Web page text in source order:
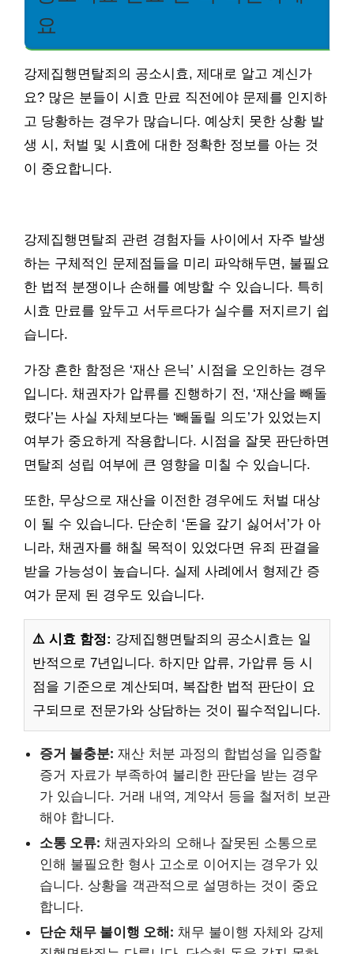
요
강제집행면탈죄의 공소시효, 제대로 알고 계신가
요? 많은 분들이 시효 만료 직전에야 문제를 인지하
고 당황하는 경우가 많습니다. 예상치 못한 상황 발
생 시, 처벌 및 시효에 대한 정확한 정보를 아는 것
이 중요합니다.
강제집행면탈죄 관련 경험자들 사이에서 자주 발생
하는 구체적인 문제점들을 미리 파악해두면, 불필요
한 법적 분쟁이나 손해를 예방할 수 있습니다. 특히
시효 만료를 앞두고 서두르다가 실수를 저지르기 쉽
습니다.
가장 흔한 함정은 ‘재산 은닉’ 시점을 오인하는 경우
입니다. 채권자가 압류를 진행하기 전, ‘재산을 빼돌
렸다’는 사실 자체보다는 ‘빼돌릴 의도’가 있었는지
여부가 중요하게 작용합니다. 시점을 잘못 판단하면
면탈죄 성립 여부에 큰 영향을 미칠 수 있습니다.
또한, 무상으로 재산을 이전한 경우에도 처벌 대상
이 될 수 있습니다. 단순히 ‘돈을 갚기 싫어서’가 아
니라, 채권자를 해칠 목적이 있었다면 유죄 판결을
받을 가능성이 높습니다. 실제 사례에서 형제간 증
여가 문제 된 경우도 있습니다.
⚠️ 시효 함정: 강제집행면탈죄의 공소시효는 일
반적으로 7년입니다. 하지만 압류, 가압류 등 시
점을 기준으로 계산되며, 복잡한 법적 판단이 요
구되므로 전문가와 상담하는 것이 필수적입니다.
증거 불충분: 재산 처분 과정의 합법성을 입증할
증거 자료가 부족하여 불리한 판단을 받는 경우
가 있습니다. 거래 내역, 계약서 등을 철저히 보관
해야 합니다.
소통 오류: 채권자와의 오해나 잘못된 소통으로
인해 불필요한 형사 고소로 이어지는 경우가 있
습니다. 상황을 객관적으로 설명하는 것이 중요
합니다.
단순 채무 불이행 오해: 채무 불이행 자체와 강제